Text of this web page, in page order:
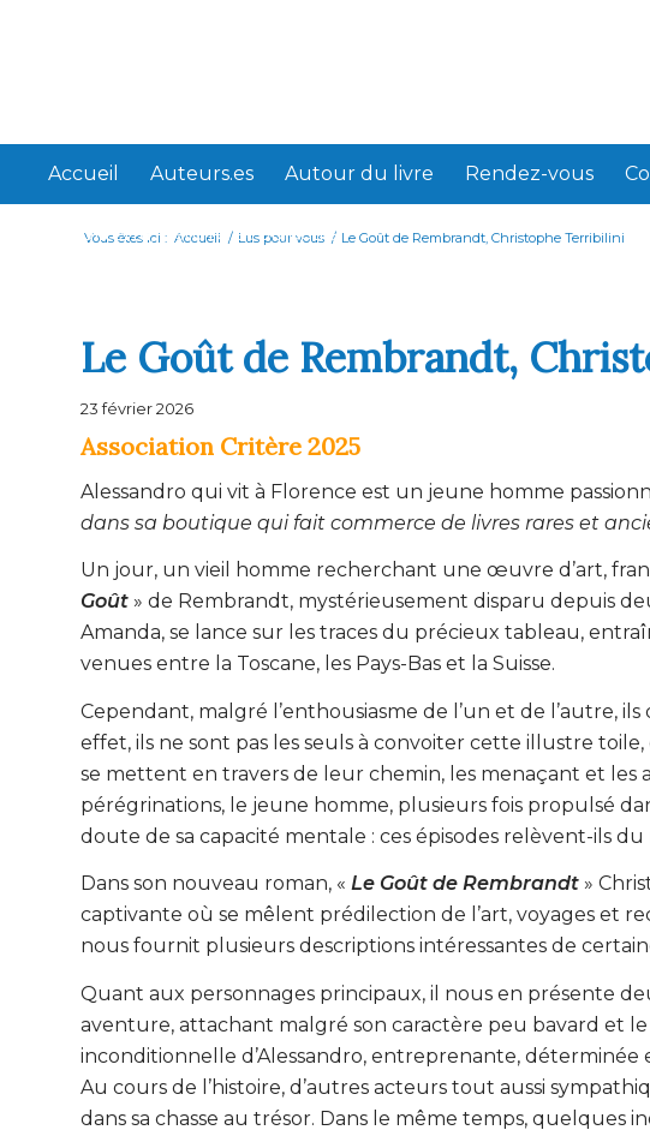
Accueil Auteurs.es Autour du livre Rendez-vous
Webliterra, histoire et objectifs
Vous êtes ici : Accueil / Lus pour vous / Le Goût de Rembrandt, Christophe Terribilini
Le Goût de Rembrandt,
23 février 2026
Association Critère 2025
Alessandro qui vit à Florence est un jeune homme
dans sa boutique qui fait commerce de livres rares et
Un jour, un vieil homme recherchant une œuvre d’art,
Goût » de Rembrandt, mystérieusement disparu depuis
Amanda, se lance sur les traces du précieux tableau,
venues entre la Toscane, les Pays-Bas et la Suisse.
Cependant, malgré l’enthousiasme de l’un et de l’autre,
effet, ils ne sont pas les seuls à convoiter cette illustre
se mettent en travers de leur chemin, les menaçant et les
pérégrinations, le jeune homme, plusieurs fois propulsé
doute de sa capacité mentale : ces épisodes relèvent-ils
Dans son nouveau roman, « Le Goût de Rembrandt »
captivante où se mêlent prédilection de l’art, voyages et
nous fournit plusieurs descriptions intéressantes de
Quant aux personnages principaux, il nous en présente
aventure, attachant malgré son caractère peu bavard et
inconditionnelle d’Alessandro, entreprenante,
Au cours de l’histoire, d’autres acteurs tout aussi
dans sa chasse au trésor. Dans le même temps, quelques